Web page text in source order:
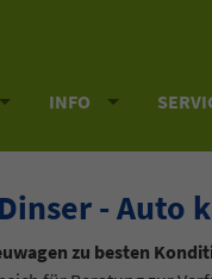
INFO
- Auto
zu besten